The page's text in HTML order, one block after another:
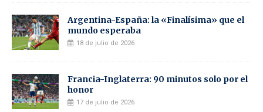
Argentina-España: la «Finalísima» que el
mundo esperaba
18 de julio de 2026
Francia-Inglaterra: 90 minutos solo por el
honor
17 de julio de 2026